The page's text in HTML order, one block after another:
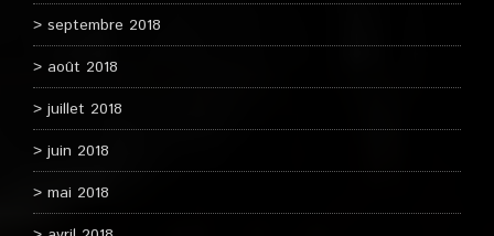
septembre 2018
août 2018
juillet 2018
juin 2018
mai 2018